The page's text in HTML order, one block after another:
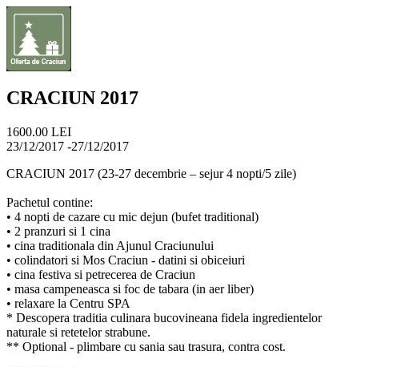
CRACIUN 2017
1600.00 LEI
23/12/2017 -27/12/2017
CRACIUN 2017 (23-27 decembrie – sejur 4 nopti/5 zile)
Pachetul contine:
• 4 nopti de cazare cu mic dejun (bufet traditional)
• 2 pranzuri si 1 cina
• cina traditionala din Ajunul Craciunului
• colindatori si Mos Craciun - datini si obiceiuri
• cina festiva si petrecerea de Craciun
• masa campeneasca si foc de tabara (in aer liber)
• relaxare la Centru SPA
* Descopera traditia culinara bucovineana fidela ingredientelor
naturale si retetelor strabune.
** Optional - plimbare cu sania sau trasura, contra cost.